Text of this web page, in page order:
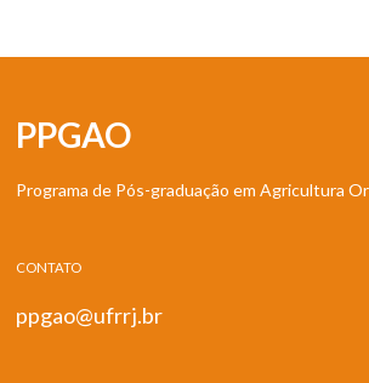
PPGAO
Programa de Pós-graduação em Agricultura
CONTATO
ppgao@ufrrj.br